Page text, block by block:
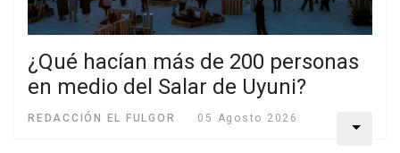
¿Qué hacían más de 200 personas
en medio del Salar de Uyuni?
REDACCIÓN EL FULGOR 05 Agosto 2026